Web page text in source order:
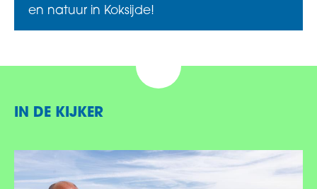
en natuur in Koksijde!
IN DE KIJKER